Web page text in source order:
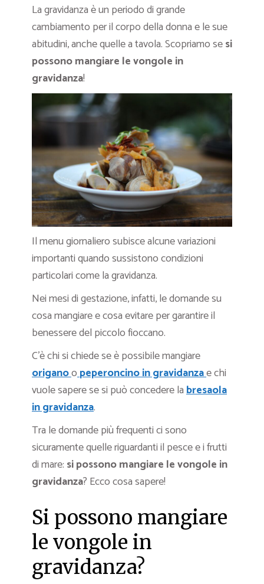
La gravidanza è un periodo di grande
cambiamento per il corpo della donna e le sue
abitudini, anche quelle a tavola. Scopriamo sesi
possono mangiare le vongole in
gravidanza!
Il menu giornaliero subisce alcune variazioni
importanti quando sussistono condizioni
particolari come la gravidanza.
Nei mesi di gestazione, infatti, le domande su
cosa mangiare e cosa evitare per garantire il
benessere del piccolo fioccano.
C’è chi si chiede se è possibile mangiare
origanoo peperoncino in gravidanzae chi
vuole sapere se si può concedere labresaola
in gravidanza.
Tra le domande più frequenti ci sono
sicuramente quelle riguardanti il pesce e i frutti
di mare: si possono mangiare le vongole in
gravidanza? Ecco cosa sapere!
Si possono mangiare
le vongole in
gravidanza?